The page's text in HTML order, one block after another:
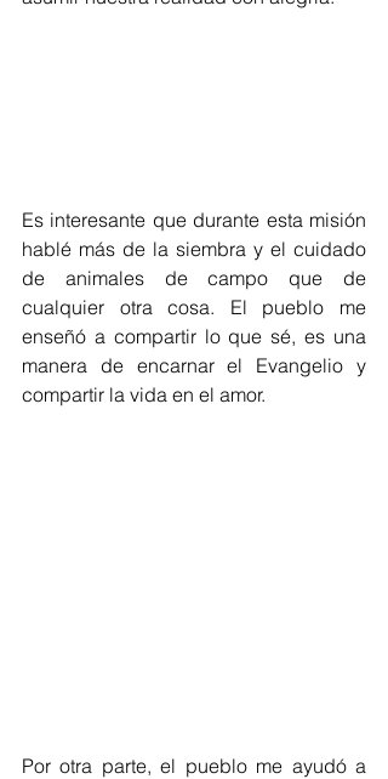
Es interesante que durante esta misión
hablé más de la siembra y el cuidado
de animales de campo que de
cualquier otra cosa. El pueblo me
enseñó a compartir lo que sé, es una
manera de encarnar el Evangelio y
compartir la vida en el amor.
Por otra parte, el pueblo me ayudó a